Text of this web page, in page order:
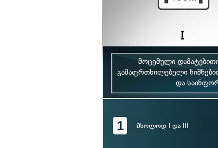
მოცემული
გამაფრთხილებელი
და
1 მხოლოდ I და III